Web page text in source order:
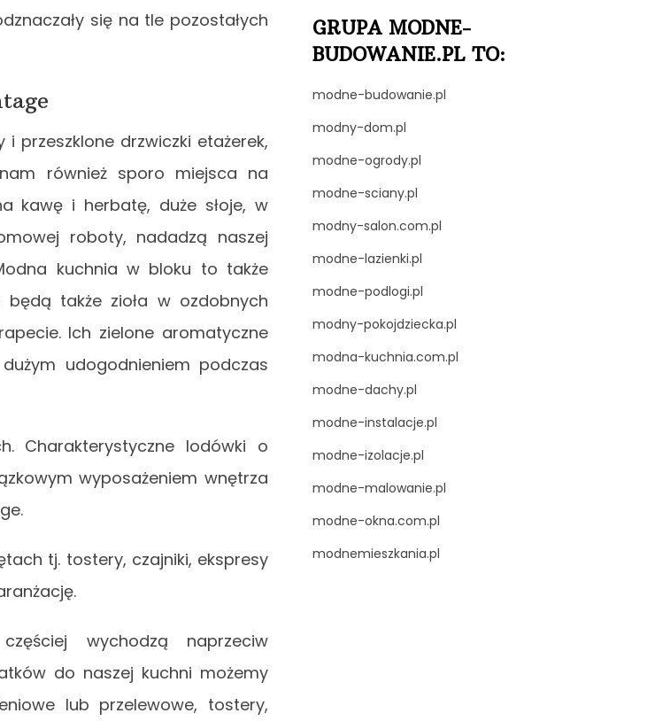
się na tle pozostałych
przeszklone drzwiczki etażerek,
również sporo miejsca na
kawę i herbatę, duże słoje, w
roboty, nadadzą naszej
kuchnia w bloku to także
także zioła w ozdobnych
Ich zielone aromatyczne
udogodnieniem podczas
Charakterystyczne lodówki o
wyposażeniem wnętrza
tj. tostery, czajniki, ekspresy
wychodzą naprzeciw
do naszej kuchni możemy
lub przelewowe, tostery,
GRUPA MODNE-
BUDOWANIE.PL TO:
modne-budowanie.pl
modny-dom.pl
modne-ogrody.pl
modne-sciany.pl
modny-salon.com.pl
modne-lazienki.pl
modne-podlogi.pl
modny-pokojdziecka.pl
modna-kuchnia.com.pl
modne-dachy.pl
modne-instalacje.pl
modne-izolacje.pl
modne-malowanie.pl
modne-okna.com.pl
modnemieszkania.pl